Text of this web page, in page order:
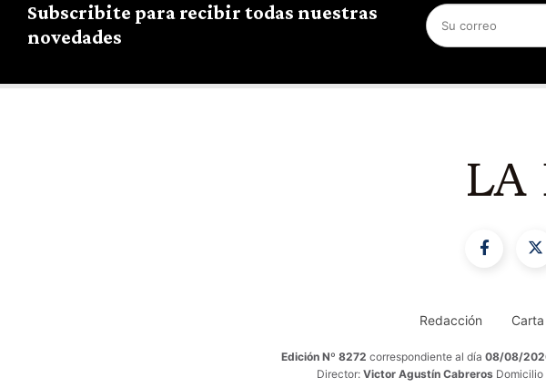
Subscribite para recibir todas nuestras
novedades
Redacción
Edición Nº 8272 correspondiente al día 08/08/
Director: Victor Agustín Cabreros Domicilio